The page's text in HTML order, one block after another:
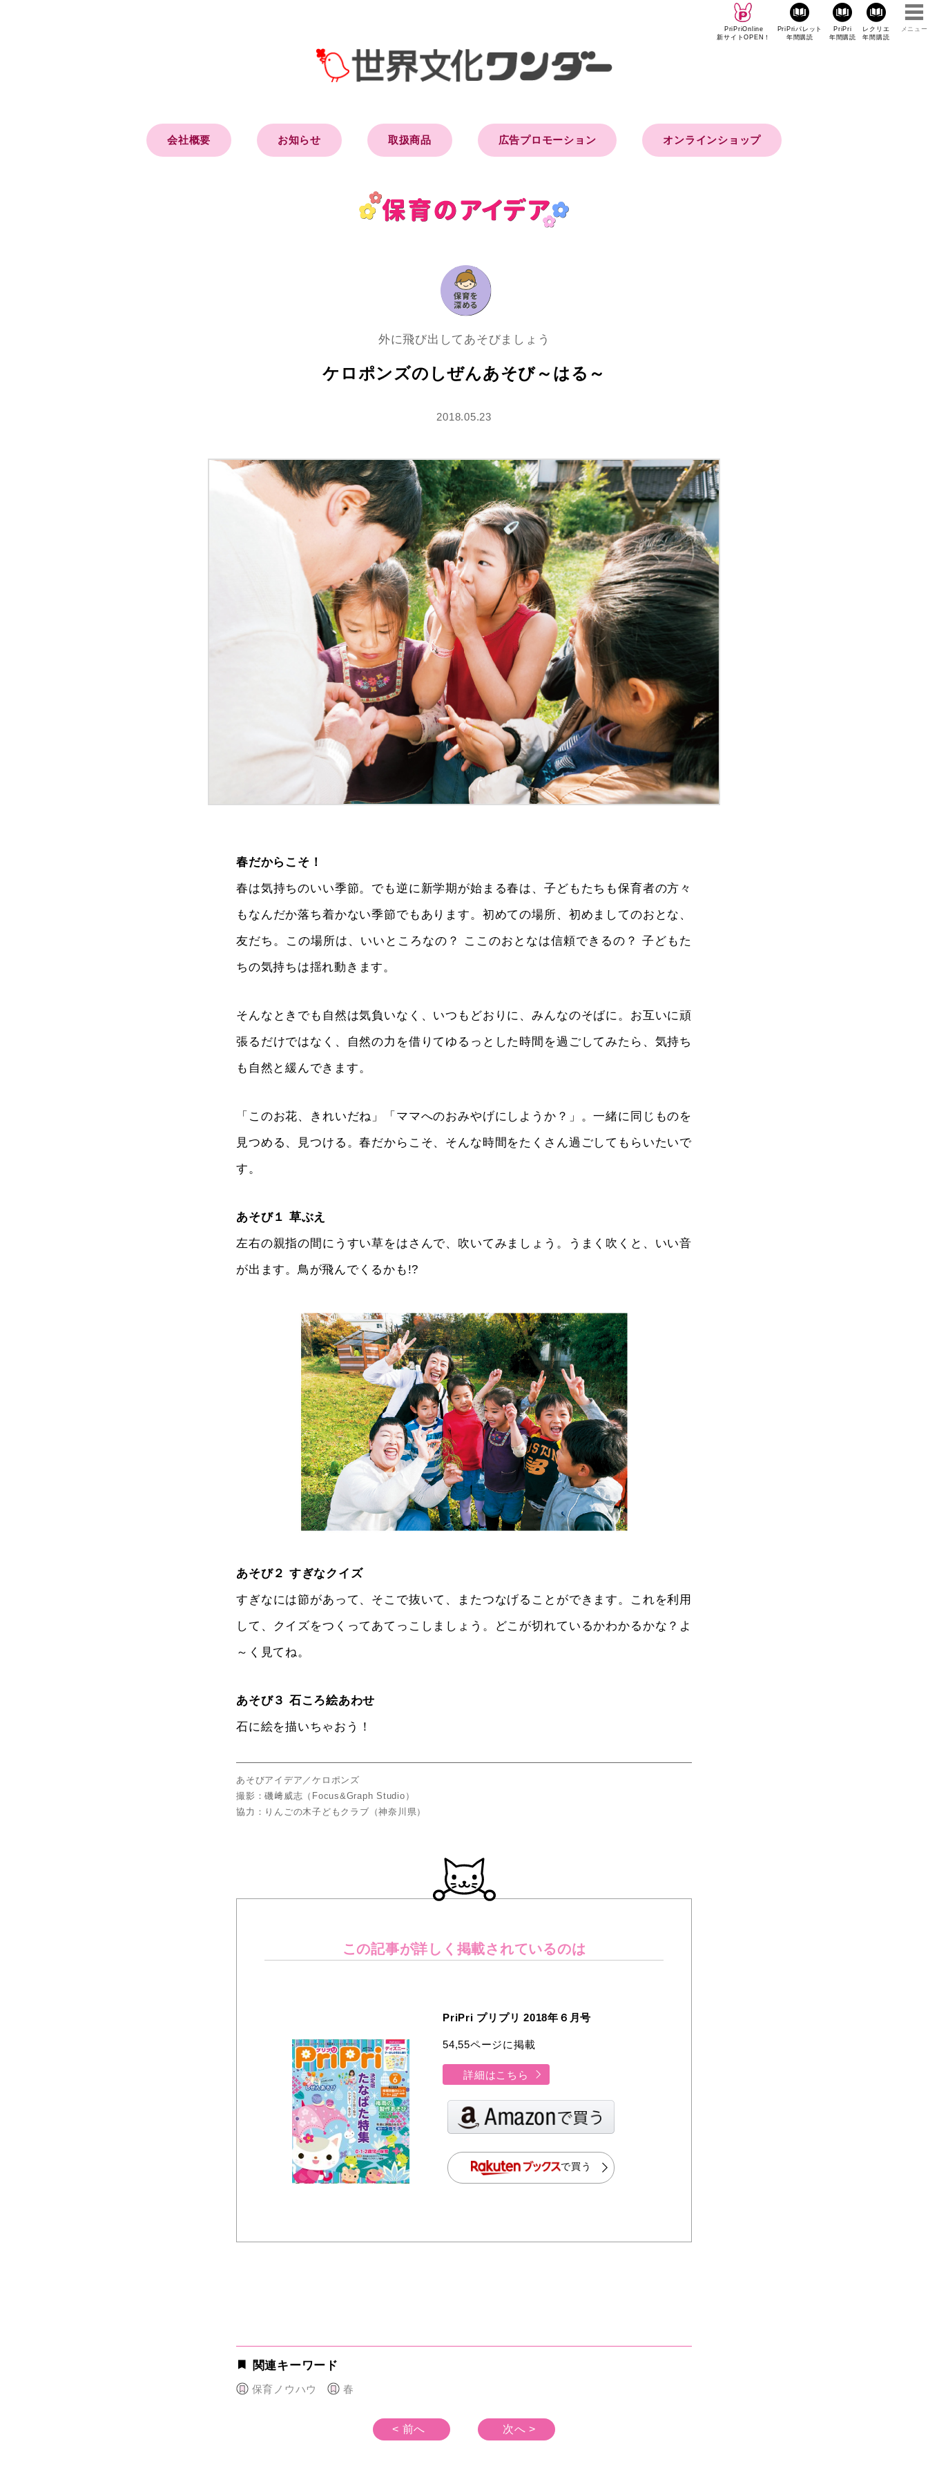
PriPriOnline
新サイトOPEN！
PriPriパレット
年間購読
PriPri
年間購読
レクリエ
年間購読
メニュー
会社概要 お知らせ 取扱商品 広告プロモーション オンラインショップ
外に飛び出してあそびましょう
ケロポンズのしぜんあそび～はる～
2018.05.23
春だからこそ！
春は気持ちのいい季節。でも逆に新学期が始まる春は、子どもたちも保育者の方々
もなんだか落ち着かない季節でもあります。初めての場所、初めましてのおとな、
友だち。この場所は、いいところなの？ ここのおとなは信頼できるの？ 子どもた
ちの気持ちは揺れ動きます。
そんなときでも自然は気負いなく、いつもどおりに、みんなのそばに。お互いに頑
張るだけではなく、自然の力を借りてゆるっとした時間を過ごしてみたら、気持ち
も自然と緩んできます。
「このお花、きれいだね」「ママへのおみやげにしようか？」。一緒に同じものを
見つめる、見つける。春だからこそ、そんな時間をたくさん過ごしてもらいたいで
す。
あそび１ 草ぶえ
左右の親指の間にうすい草をはさんで、吹いてみましょう。うまく吹くと、いい音
が出ます。鳥が飛んでくるかも!?
あそび２ すぎなクイズ
すぎなには節があって、そこで抜いて、またつなげることができます。これを利用
して、クイズをつくってあてっこしましょう。どこが切れているかわかるかな？よ
～く見てね。
あそび３ 石ころ絵あわせ
石に絵を描いちゃおう！
あそびアイデア／ケロポンズ
撮影：磯﨑威志（Focus&Graph Studio）
協力：りんごの木子どもクラブ（神奈川県）
この記事が詳しく 掲載されているのは
PriPri プリプリ 2018年６月号
54,55ページに掲載
詳細はこちら
で買う
関連キーワード
保育ノウハウ 春
< 前へ 次へ >